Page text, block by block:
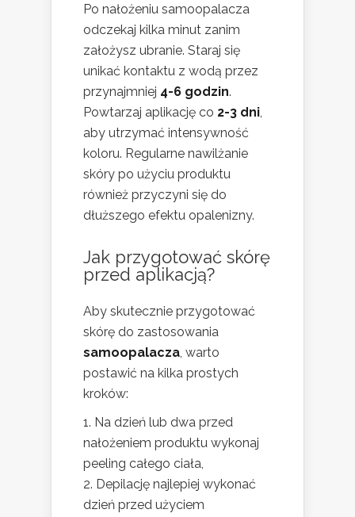
Po nałożeniu samoopalacza
odczekaj kilka minut zanim
założysz ubranie. Staraj się
unikać kontaktu z wodą przez
przynajmniej 4-6 godzin.
Powtarzaj aplikację co 2-3 dni,
aby utrzymać intensywność
koloru. Regularne nawilżanie
skóry po użyciu produktu
również przyczyni się do
dłuższego efektu opalenizny.
Jak przygotować skórę
przed aplikacją?
Aby skutecznie przygotować
skórę do zastosowania
samoopalacza, warto
postawić na kilka prostych
kroków:
Na dzień lub dwa przed
nałożeniem produktu wykonaj
peeling całego ciała,
Depilację najlepiej wykonać
dzień przed użyciem